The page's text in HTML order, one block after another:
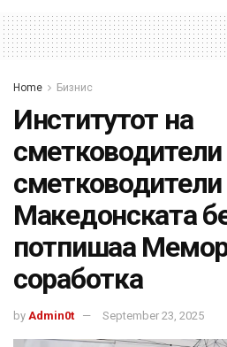
Home Бизнис
Институтот на
сметководители
Македонската
потпишаа
соработка
by Admin0t September 23, 2025